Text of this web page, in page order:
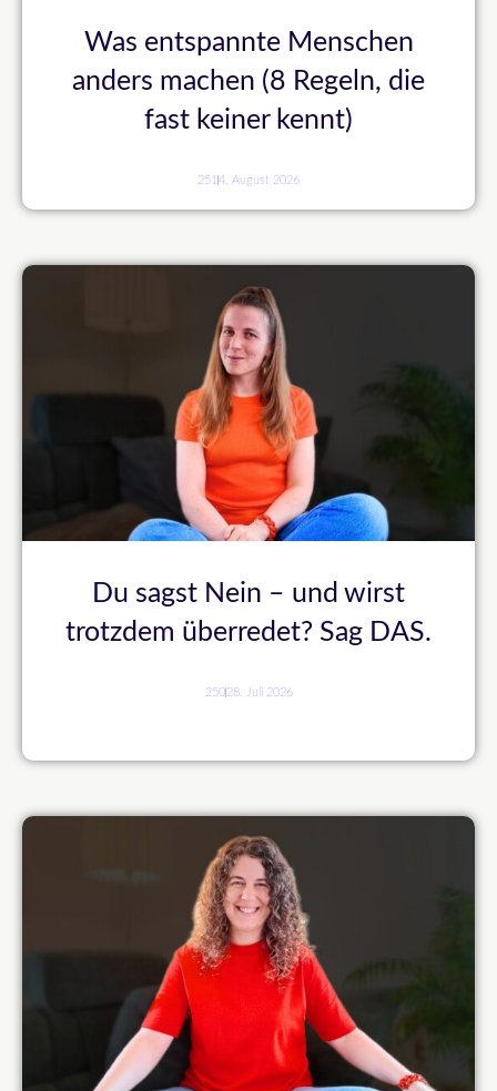
Was entspannte Menschen
anders machen (8 Regeln, die
fast keiner kennt)
2514. August 2026
Du sagst Nein – und wirst
trotzdem überredet? Sag DAS.
250 28. Juli 2026